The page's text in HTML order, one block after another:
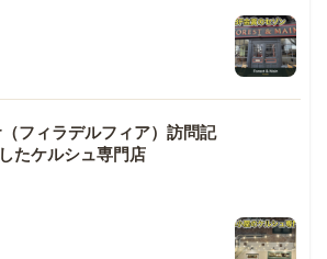
フィラデルフィア）訪問記
たケルシュ専門店